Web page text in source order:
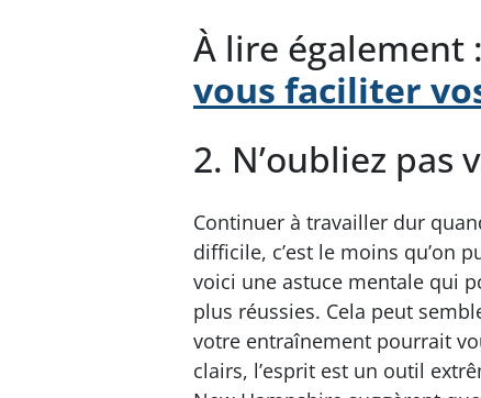
À lire également :
vous faciliter
2. N’oubliez pas
Continuer à travailler dur
difficile, c’est le moins qu’on
voici une astuce mentale qui
plus réussies. Cela peut
votre entraînement pourrait
clairs, l’esprit est un outil